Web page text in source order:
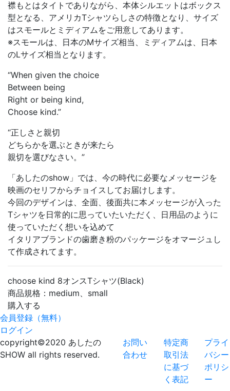
襟もとはタイトでありながら、本体シルエットはボックス
型となる、アメリカTシャツらしさの特徴となり、サイズ
はスモールとミディアムをご用意してあります。
※スモールは、日本のMサイズ相当、ミディアムは、日本
のLサイズ相当となります。
“When given the choice
Between being
Right or being kind,
Choose kind.”
“正しさと親切
どちらかを選ぶときが来たら
親切を選びなさい。”
「あしたのshow」では、今の時代に必要なメッセージを
映画のセリフからチョイスしてお届けします。
今回のデザインは、全面、後面共に本メッセージが入った
Tシャツを日常的に思っていたいただく、日用品のように
使っていただく想いを込めて
イタリアブランドの歯磨き粉のパッケージをオマージュし
て作成されてます。
choose kind 8オンスTシャツ(Black)
商品規格：medium、small
購入する
会員登録（無料）
ログイン
copyright©2020 あしたの
SHOW all rights reserved.
お問い
合わせ
特定商
取引法
に基づ
く表記
プライ
バシー
ポリシ
ー